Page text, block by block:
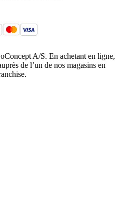
A/S. En achetant en ligne,
de l’un de nos magasins en